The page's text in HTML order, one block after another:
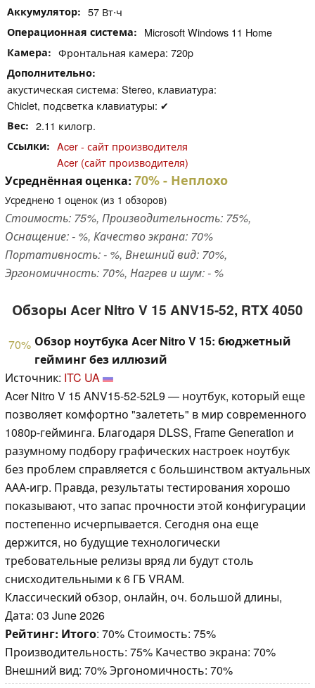
Аккумулятор 57 Вт⋅ч
Операционная система Microsoft Windows 11 Home
Камера Фронтальная камера: 720p
Дополнительно
акустическая система: Stereo, клавиатура:
Chiclet, подсветка клавиатуры: ✔
Вес 2.11 килогр.
Ссылки
Acer - сайт производителя
Acer (сайт производителя)
Усреднённая оценка: 70%- Неплохо
Усреднено 1 оценок (из 1 обзоров)
Стоимость: 75%, Производительность: 75%,
Оснащение: - %, Качество экрана: 70%
Портативность: - %, Внешний вид: 70%,
Эргономичность: 70%, Нагрев и шум: - %
Обзоры Acer Nitro V 15 ANV15-52, RTX 4050
70% Обзор ноутбука Acer Nitro V 15: бюджетный
гейминг без иллюзий
Источник: ITC UA
Acer Nitro V 15 ANV15-52-52L9 — ноутбук, который еще
позволяет комфортно "залететь" в мир современного
1080p-гейминга. Благодаря DLSS, Frame Generation и
разумному подбору графических настроек ноутбук
без проблем справляется с большинством актуальных
ААА-игр. Правда, результаты тестирования хорошо
показывают, что запас прочности этой конфигурации
постепенно исчерпывается. Сегодня она еще
держится, но будущие технологически
требовательные релизы вряд ли будут столь
снисходительными к 6 ГБ VRAM.
Классический обзор, онлайн, оч. большой длины,
Дата: 03 June 2026
Рейтинг: Итого: 70% Стоимость: 75%
Производительность: 75% Качество экрана: 70%
Внешний вид: 70% Эргономичность: 70%